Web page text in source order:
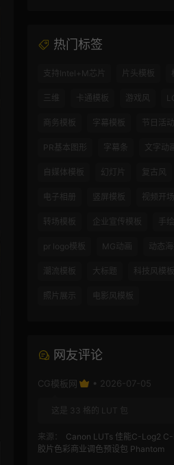
热门标签
支持Intel+M芯片 片头模板
三维 卡通模板 游戏风
商务模板 字幕模板 节日活动
PR基本图形 字幕条 文字动
自媒体模板 幻灯片 复古风
电子相册 竖屏模板 视频开场
转场模板 企业宣传模板 手
pr logo模板 MG动画 动态
潮流模板 大标题 科技风模板
照片展示 电影风模板
网友评论
CG模板网 • 2026-07-05
这是 33 格的 LUT 包
来源：
Canon LUTs 佳能C-Log2
胶片色彩商业调色预设包 Phantom